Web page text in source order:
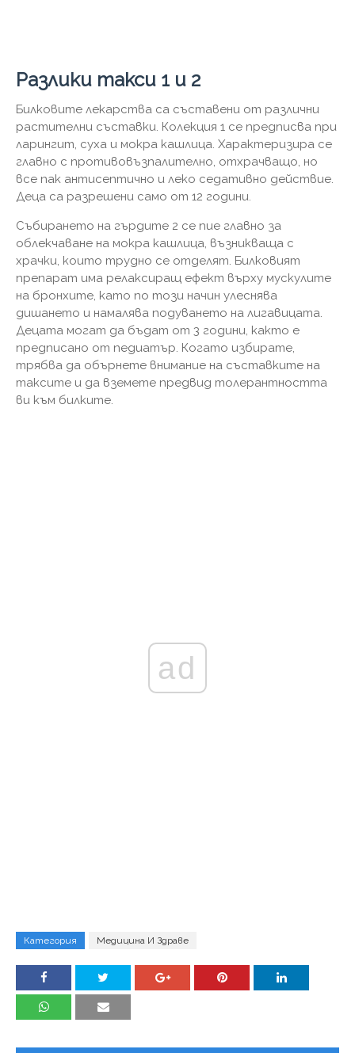
Разлики такси 1 и 2
Билковите лекарства са съставени от различни
растителни съставки. Колекция 1 се предписва при
ларингит, суха и мокра кашлица. Характеризира се
главно с противовъзпалително, отхрачващо, но
все пак антисептично и леко седативно действие.
Деца са разрешени само от 12 години.
Събирането на гърдите 2 се пие главно за
облекчаване на мокра кашлица, възникваща с
храчки, които трудно се отделят. Билковият
препарат има релаксиращ ефект върху мускулите
на бронхите, като по този начин улеснява
дишането и намалява подуването на лигавицата.
Децата могат да бъдат от 3 години, както е
предписано от педиатър. Когато избирате,
трябва да обърнете внимание на съставките на
таксите и да вземете предвид толерантността
ви към билките.
ad
Категория Медицина И Здраве